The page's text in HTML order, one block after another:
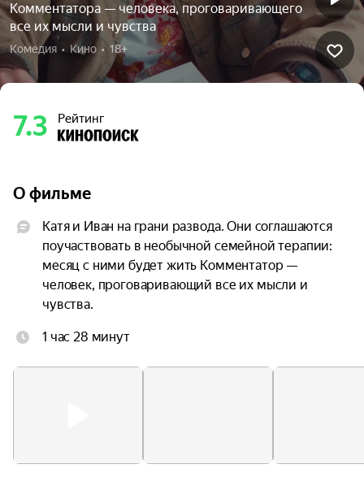
Комментатора — человека, проговаривающего
все их мысли и чувства
Комедия  •  Кино  •  18+
7.3 Рейтинг
О фильме
Катя и Иван на грани развода. Они соглашаются
поучаствовать в необычной семейной терапии:
месяц с ними будет жить Комментатор —
человек, проговаривающий все их мысли и
чувства.
1 час 28 минут